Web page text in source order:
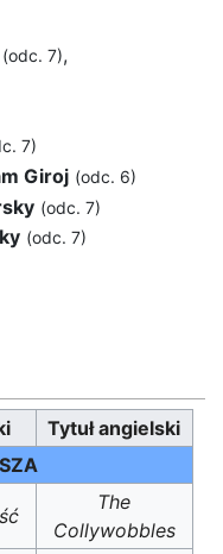
(odc. 7),
7)
Giroj (odc. 6)
(odc. 7)
(odc. 7)
Tytuł angielski
The
Collywobbles